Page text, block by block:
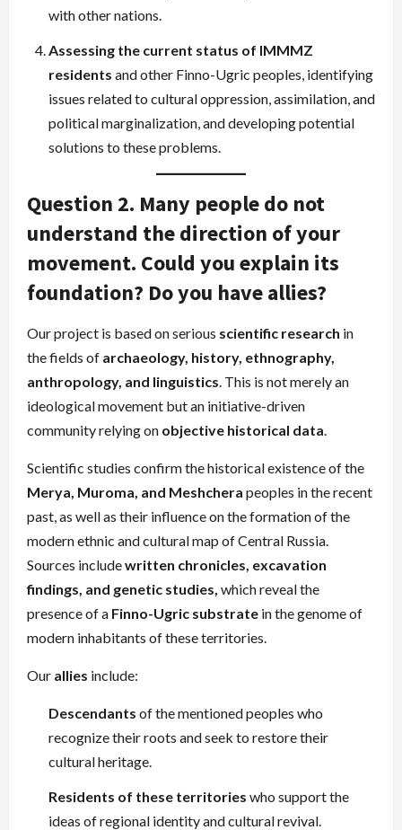
with other nations.
Assessing the current status of IMMMZ
residents and other Finno-Ugric peoples, identifying
issues related to cultural oppression, assimilation, and
political marginalization, and developing potential
solutions to these problems.
Question 2. Many people do not
understand the direction of your
movement. Could you explain its
foundation? Do you have allies?
Our project is based on serious scientific research in
the fields of archaeology, history, ethnography,
anthropology, and linguistics . This is not merely an
ideological movement but an initiative-driven
community relying on objective historical data
Scientific studies confirm the historical existence of the
Merya, Muroma, and Meshchera peoples in the recent
past, as well as their influence on the formation of the
modern ethnic and cultural map of Central Russia.
Sources includewritten chronicles, excavation
findings, and genetic studies, which reveal the
presence of a Finno-Ugric substrate in the genome of
modern inhabitants of these territories.
Our allies include:
Descendants of the mentioned peoples who
recognize their roots and seek to restore their
cultural heritage.
Residents of these territories who support the
ideas of regional identity and cultural revival.